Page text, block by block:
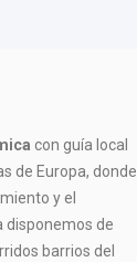
con guía local
de Europa, donde
y el
disponemos de
barrios del